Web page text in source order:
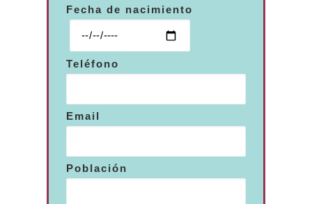
Fecha de nacimiento
Teléfono
Email
Población